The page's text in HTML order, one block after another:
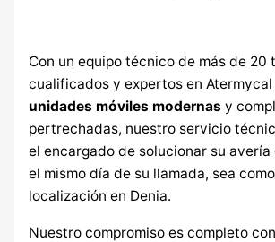
Con un equipo técnico de más de 20
cualificados y expertos en Atermycal
unidades móviles modernasy
pertrechadas, nuestro servicio
el encargado de solucionar su
el mismo día de su llamada, sea
localización en Denia.
Nuestro compromiso es completo